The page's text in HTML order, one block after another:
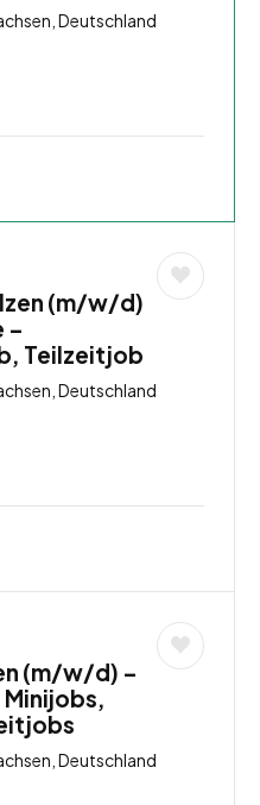
Deutschland
(m/w/d)
–
Teilzeitjob
Deutschland
(m/w/d) –
Deutschland